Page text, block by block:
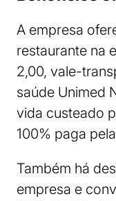
A empresa
restaurante na
2,00, vale-
saúde Unimed
vida custeado
100% paga pela
Também há
empresa e